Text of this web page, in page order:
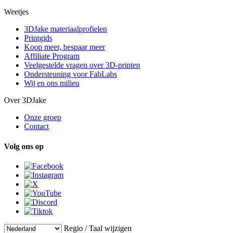
Weetjes
3DJake materiaalprofielen
Printgids
Koop meer, bespaar meer
Affiliate Program
Veelgestelde vragen over 3D-printen
Ondersteuning voor FabLabs
Wij en ons milieu
Over 3DJake
Onze groep
Contact
Volg ons op
Regio / Taal wijzigen